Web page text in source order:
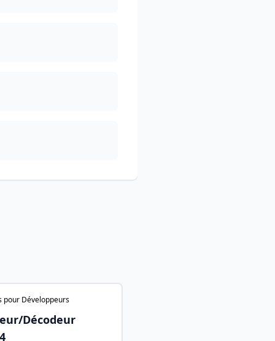
pour Développeurs
Décodeur